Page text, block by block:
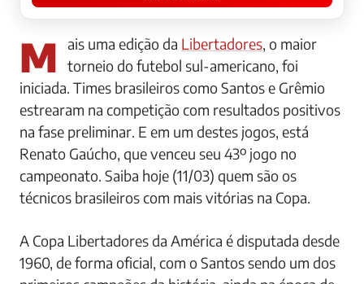
Mais uma edição da Libertadores, o maior
torneio do futebol sul-americano, foi
iniciada. Times brasileiros como Santos e Grêmio
estrearam na competição com resultados positivos
na fase preliminar. E em um destes jogos, está
Renato Gaúcho, que venceu seu 43º jogo no
campeonato. Saiba hoje (11/03) quem são os
técnicos brasileiros com mais vitórias na Copa.
A Copa Libertadores da América é disputada desde
1960, de forma oficial, com o Santos sendo um dos